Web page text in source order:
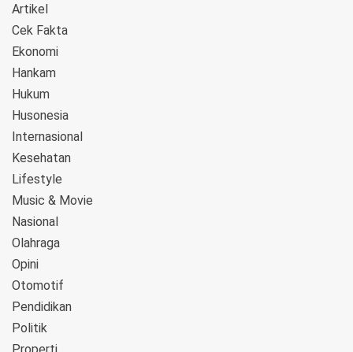
Artikel
Cek Fakta
Ekonomi
Hankam
Hukum
Husonesia
Internasional
Kesehatan
Lifestyle
Music & Movie
Nasional
Olahraga
Opini
Otomotif
Pendidikan
Politik
Properti